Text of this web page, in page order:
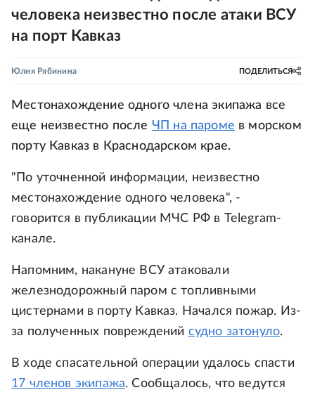
человека неизвестно после атаки ВСУ
на порт Кавказ
Юлия Рябинина ПОДЕЛИТЬСЯ
Местонахождение одного члена экипажа все
еще неизвестно после ЧП на пароме в морском
порту Кавказ в Краснодарском крае.
"По уточненной информации, неизвестно
местонахождение одного человека", -
говорится в публикации МЧС РФ в Telegram-
канале.
Напомним, накануне ВСУ атаковали
железнодорожный паром с топливными
цистернами в порту Кавказ. Начался пожар. Из-
за полученных повреждений судно затонуло.
В ходе спасательной операции удалось спасти
17 членов экипажа. Сообщалось, что ведутся